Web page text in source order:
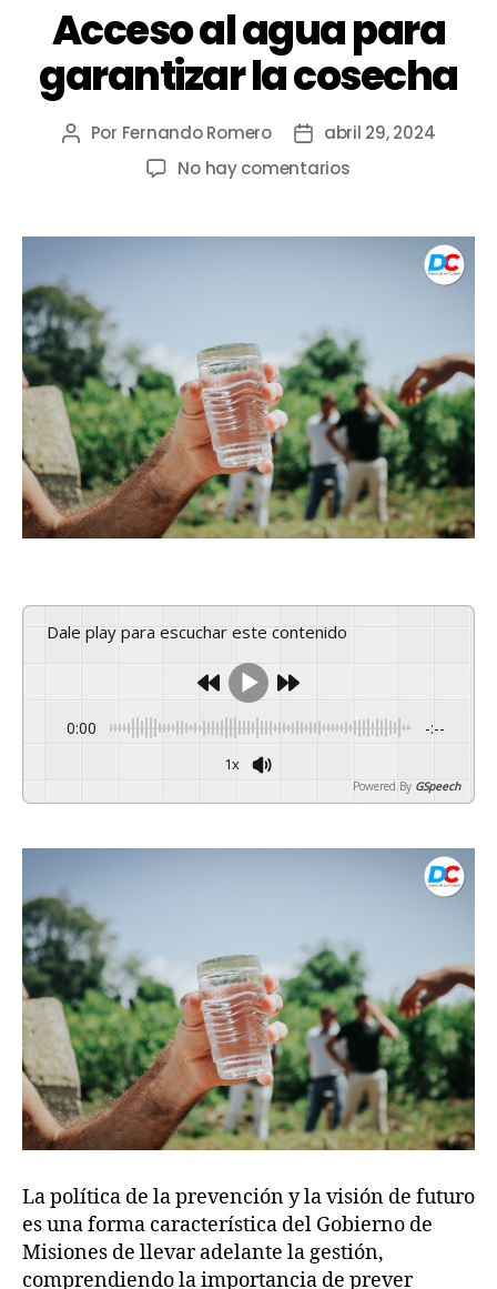
Acceso al agua para
garantizar la cosecha
Por Fernando Romero
abril 29, 2024
No hay comentarios
Dale play para escuchar este contenido
0:00 -:--
1x
Powered By GSpeech
La política de la prevención y la visión de futuro
es una forma característica del Gobierno de
Misiones de llevar adelante la gestión,
comprendiendo la importancia de prever